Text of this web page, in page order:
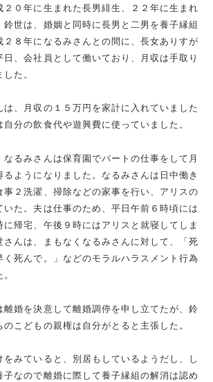
２０年に生まれた長男緋生、２２年に生まれ
鈴世は、婚姻と同時に長男と二男を養子縁組
２８年になるみさんとの間に、長女ありすが
、会社員として働いており、月収は手取り
た。
は、月収の１５万円を家計に入れていました
分の飲食代や遊興費に使っていました。
るみさんは保育園でパートの仕事をして月
るようになりました。なるみさんは日中働き
事２洗濯、掃除などの家事を行い、アリスの
いた。夫は仕事のため、平日午前６時頃には
帰宅、午後９時にはアリスと就寝してしま
さんは、まもなくなるみさんに対して、「死
く死んで。」などのモラルハラスメント行為
離婚を決意して離婚調停を申し立てたが、鈴
こどもの親権は自分がとると主張した。
をみていると、別居もしているようだし、し
子なので離婚に際して養子縁組の解消は認め